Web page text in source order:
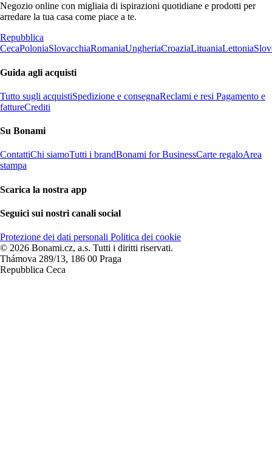
Negozio online con migliaia di ispirazioni quotidiane e prodotti per
arredare la tua casa come piace a te.
Repubblica
CecaPoloniaSlovacchiaRomaniaUngheriaCroaziaLituaniaLettonia
Guida agli acquisti
Tutto sugli acquistiSpedizione e consegnaReclami e resi Pagamento e
fattureCrediti
Su Bonami
ContattiChi siamoTutti i brandBonami for BusinessCarte regaloArea
stampa
Scarica la nostra app
Seguici sui nostri canali social
Protezione dei dati personali Politica dei cookie
© 2026 Bonami.cz, a.s. Tutti i diritti riservati.
Thámova 289/13, 186 00 Praga
Repubblica Ceca